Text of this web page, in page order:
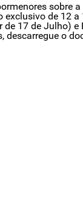
sobre
exclusivo de 12
de 17 de Julho) e
descarregue o